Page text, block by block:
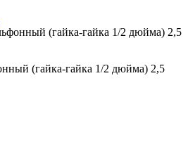
(гайка-гайка 1/2 дюйма) 2,5